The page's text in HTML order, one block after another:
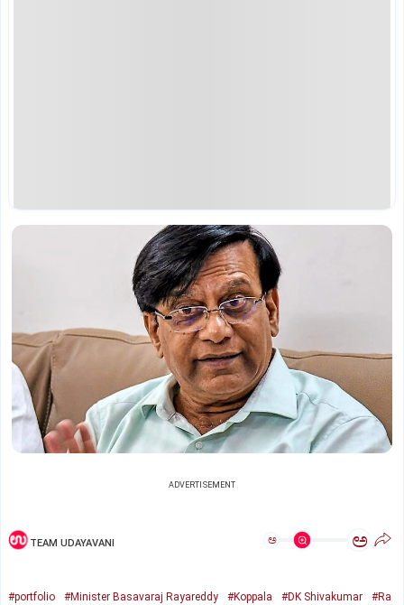
ADVERTISEMENT
TEAM UDAYAVANI ಅ ಅ
#portfolio #Minister Basavaraj Rayareddy #Koppala #DK Shivakumar
#Ra